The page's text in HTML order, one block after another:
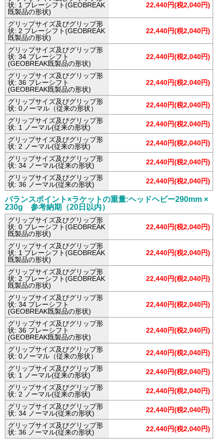
状: 1 プレーシフト(GEOBREAK
既製品の形状)
22,440円(税2,040円)
グリップサイズ及びグリップ形
状: 2 プレーシフト(GEOBREAK
既製品の形状)
22,440円(税2,040円)
グリップサイズ及びグリップ形
状: 34 プレーシフト
(GEOBREAK既製品の形状)
22,440円(税2,040円)
グリップサイズ及びグリップ形
状: 36 プレーシフト
(GEOBREAK既製品の形状)
22,440円(税2,040円)
グリップサイズ及びグリップ形
状: 0ノーマル（従来の形状）
22,440円(税2,040円)
グリップサイズ及びグリップ形
状: 1 ノーマル(従来の形状)
22,440円(税2,040円)
グリップサイズ及びグリップ形
状: 2 ノーマル(従来の形状)
22,440円(税2,040円)
グリップサイズ及びグリップ形
状: 34 ノーマル(従来の形状)
22,440円(税2,040円)
グリップサイズ及びグリップ形
状: 36 ノーマル(従来の形状)
22,440円(税2,040円)
バランスポイント×ラケットの重量:ヘッドヘビー290mm ×
230g 参考納期（20日以内）
グリップサイズ及びグリップ形
状: 0 プレーシフト(GEOBREAK
既製品の形状)
22,440円(税2,040円)
グリップサイズ及びグリップ形
状: 1 プレーシフト(GEOBREAK
既製品の形状)
22,440円(税2,040円)
グリップサイズ及びグリップ形
状: 2 プレーシフト(GEOBREAK
既製品の形状)
22,440円(税2,040円)
グリップサイズ及びグリップ形
状: 34 プレーシフト
(GEOBREAK既製品の形状)
22,440円(税2,040円)
グリップサイズ及びグリップ形
状: 36 プレーシフト
(GEOBREAK既製品の形状)
22,440円(税2,040円)
グリップサイズ及びグリップ形
状: 0ノーマル（従来の形状）
22,440円(税2,040円)
グリップサイズ及びグリップ形
状: 1 ノーマル(従来の形状)
22,440円(税2,040円)
グリップサイズ及びグリップ形
状: 2 ノーマル(従来の形状)
22,440円(税2,040円)
グリップサイズ及びグリップ形
状: 34 ノーマル(従来の形状)
22,440円(税2,040円)
グリップサイズ及びグリップ形
状: 36 ノーマル(従来の形状)
22,440円(税2,040円)